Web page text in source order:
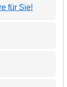
für Sie!